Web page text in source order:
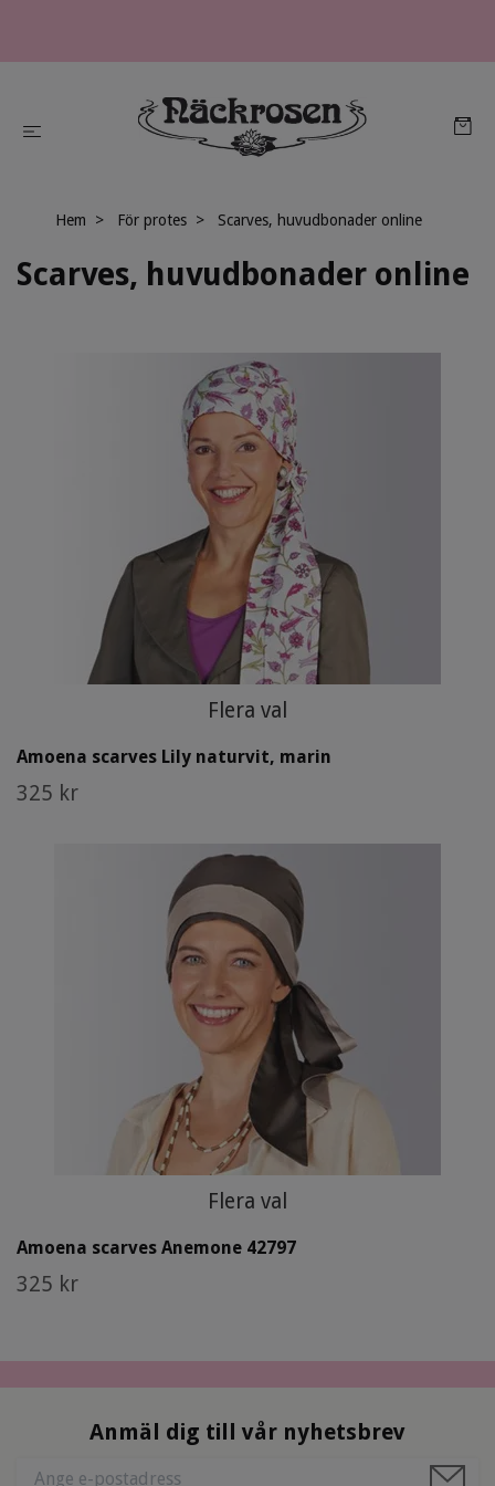
Hem För protes Scarves, huvudbonader online
Scarves, huvudbonader online
Flera val
Amoena scarves Lily naturvit, marin
325 kr
Flera val
Amoena scarves Anemone 42797
325 kr
Anmäl dig till vår nyhetsbrev